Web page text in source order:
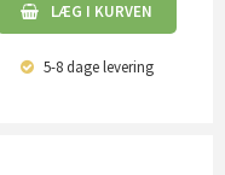
LÆG I KURVEN
5-8 dagelevering